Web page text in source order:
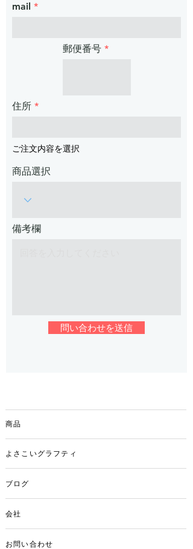
mail
郵便番号
住所
ご注文内容を選択
商品選択
備考欄
問い合わせを送信
商品
よさこいグラフティ
ブログ
会社
お問い合わせ